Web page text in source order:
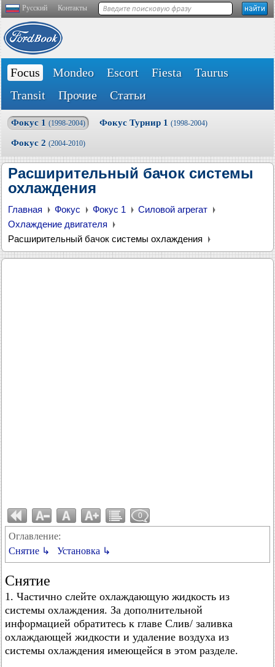
Русский Контакты
Focus Mondeo Escort Fiesta
Taurus
Transit
Прочие Статьи
Фокус 1 (1998-2004) Фокус Турнир 1 (1998-2004)
Фокус 2 (2004-2010)
Расширительный бачок системы
охлаждения
Главная Фокус Фокус 1
Силовой агрегат
Охлаждение двигателя
Расширительный бачок системы охлаждения
0
Оглавление:
Снятие ↳
Установка ↳
Снятие
1. Частично слейте охлаждающую жидкость из
системы охлаждения. За дополнительной
информацией обратитесь к главе Слив/ заливка
охлаждающей жидкости и удаление воздуха из
системы охлаждения имеющейся в этом разделе.